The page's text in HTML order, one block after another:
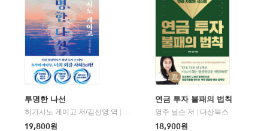
투명한 나선
히가시노 게이고 저/김선영 역
북다
19,800원
연금 투자 불패의 법칙
영주 닐슨 저
다산북스
18,900원